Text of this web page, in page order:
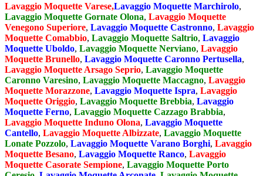
Lavaggio Moquette Varese,Lavaggio Moquette Marchirolo,
Lavaggio Moquette Gornate Olona, Lavaggio Moquette
Venegono Superiore, Lavaggio Moquette Castronno, Lavaggio
Moquette Comabbio, Lavaggio Moquette Saltrio, Lavaggio
Moquette Uboldo, Lavaggio Moquette Nerviano, Lavaggio
Moquette Brunello, Lavaggio Moquette Caronno Pertusella,
Lavaggio Moquette Arsago Seprio, Lavaggio Moquette
Caronno Varesino, Lavaggio Moquette Maccagno, Lavaggio
Moquette Morazzone, Lavaggio Moquette Ispra, Lavaggio
Moquette Origgio, Lavaggio Moquette Brebbia, Lavaggio
Moquette Ferno, Lavaggio Moquette Cazzago Brabbia,
Lavaggio Moquette Induno Olona, Lavaggio Moquette
Cantello, Lavaggio Moquette Albizzate, Lavaggio Moquette
Lonate Pozzolo, Lavaggio Moquette Varano Borghi, Lavaggio
Moquette Besano, Lavaggio Moquette Ranco, Lavaggio
Moquette Casorate Sempione, Lavaggio Moquette Porto